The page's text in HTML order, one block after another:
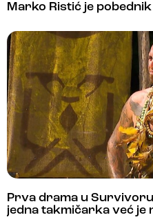
Marko Ristić je
Prva drama u
jedna takmičarka već je